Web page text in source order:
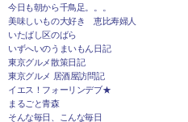
今日も朝から千鳥足。。。
美味しいもの大好き 恵比寿婦人
いたばし区のばら
いずへいのうまいもん日記
東京グルメ散策日記
東京グルメ 居酒屋訪問記
イエス！フォーリンデブ★
まるごと青森
そんな毎日、こんな毎日